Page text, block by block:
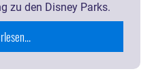
zu den Disney Parks.